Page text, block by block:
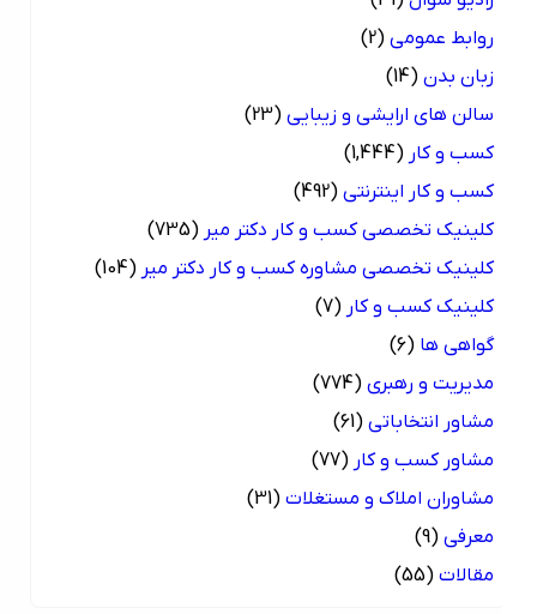
روابط عمومی (2)
زبان بدن (14)
سالن های ارایشی و زیبایی (23)
کسب و کار (1,444)
کسب و کار اینترنتی (492)
کلینیک تخصصی کسب و کار دکتر میر (735)
کلینیک تخصصی مشاوره کسب و کار دکتر میر (104)
کلینیک کسب و کار (7)
گواهی ها (6)
مدیریت و رهبری (774)
مشاور انتخاباتی (61)
مشاور کسب و کار (77)
مشاوران املاک و مستغلات (31)
معرفی (9)
مقالات (55)